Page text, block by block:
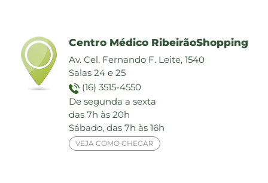
Centro Médico RibeirãoShopping
Av. Cel. Fernando F. Leite, 1540
Salas 24 e 25
(16) 3515-4550
De segunda a sexta
das 7h às 20h
Sábado, das 7h às 16h
VEJA COMO CHEGAR